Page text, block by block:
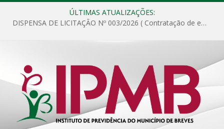
ÚLTIMAS ATUALIZAÇÕES:
DISPENSA DE LICITAÇÃO Nº 003/2026 ( Contratação de empresa para fornecimento de gêneros alimentícios não perecíveis, materiais de expediente, descartáveis, copa e cozinha, para análise e posterior publicação.)